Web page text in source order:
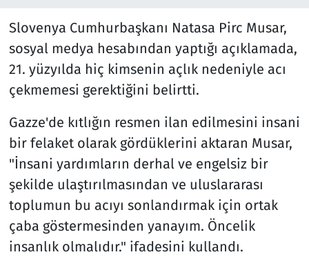
Slovenya Cumhurbaşkanı Natasa Pirc Musar,
sosyal medya hesabından yaptığı açıklamada,
21. yüzyılda hiç kimsenin açlık nedeniyle acı
çekmemesi gerektiğini belirtti.
Gazze'de kıtlığın resmen ilan edilmesini insani
bir felaket olarak gördüklerini aktaran Musar,
"İnsani yardımların derhal ve engelsiz bir
şekilde ulaştırılmasından ve uluslararası
toplumun bu acıyı sonlandırmak için ortak
çaba göstermesinden yanayım. Öncelik
insanlık olmalıdır." ifadesini kullandı.
Spor
Teknoloji ve Bilim
Televizyon